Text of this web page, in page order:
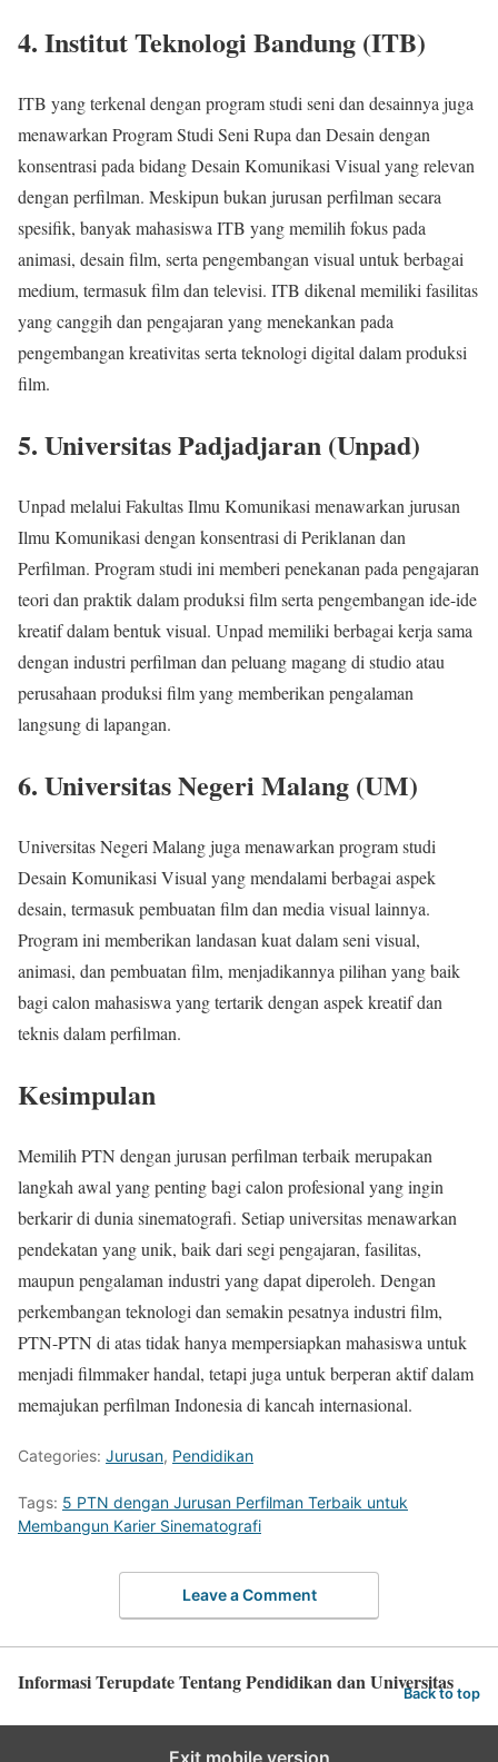
4. Institut Teknologi Bandung (ITB)
ITB yang terkenal dengan program studi seni dan desainnya juga
menawarkan Program Studi Seni Rupa dan Desain dengan
konsentrasi pada bidang Desain Komunikasi Visual yang relevan
dengan perfilman. Meskipun bukan jurusan perfilman secara
spesifik, banyak mahasiswa ITB yang memilih fokus pada
animasi, desain film, serta pengembangan visual untuk berbagai
medium, termasuk film dan televisi. ITB dikenal memiliki fasilitas
yang canggih dan pengajaran yang menekankan pada
pengembangan kreativitas serta teknologi digital dalam produksi
film.
5. Universitas Padjadjaran (Unpad)
Unpad melalui Fakultas Ilmu Komunikasi menawarkan jurusan
Ilmu Komunikasi dengan konsentrasi di Periklanan dan
Perfilman. Program studi ini memberi penekanan pada pengajaran
teori dan praktik dalam produksi film serta pengembangan ide-ide
kreatif dalam bentuk visual. Unpad memiliki berbagai kerja sama
dengan industri perfilman dan peluang magang di studio atau
perusahaan produksi film yang memberikan pengalaman
langsung di lapangan.
6. Universitas Negeri Malang (UM)
Universitas Negeri Malang juga menawarkan program studi
Desain Komunikasi Visual yang mendalami berbagai aspek
desain, termasuk pembuatan film dan media visual lainnya.
Program ini memberikan landasan kuat dalam seni visual,
animasi, dan pembuatan film, menjadikannya pilihan yang baik
bagi calon mahasiswa yang tertarik dengan aspek kreatif dan
teknis dalam perfilman.
Kesimpulan
Memilih PTN dengan jurusan perfilman terbaik merupakan
langkah awal yang penting bagi calon profesional yang ingin
berkarir di dunia sinematografi. Setiap universitas menawarkan
pendekatan yang unik, baik dari segi pengajaran, fasilitas,
maupun pengalaman industri yang dapat diperoleh. Dengan
perkembangan teknologi dan semakin pesatnya industri film,
PTN-PTN di atas tidak hanya mempersiapkan mahasiswa untuk
menjadi filmmaker handal, tetapi juga untuk berperan aktif dalam
memajukan perfilman Indonesia di kancah internasional.
Categories: Jurusan, Pendidikan
Tags: 5 PTN dengan Jurusan Perfilman Terbaik untuk
Membangun Karier Sinematografi
Leave a Comment
Informasi Terupdate Tentang Pendidikan dan Universitas
Back to top